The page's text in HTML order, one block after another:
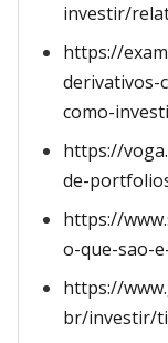
investir/
https://
derivativos-
como-
https://
de-
https://
o-que-sao-
https://
br/investir/